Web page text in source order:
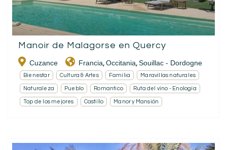
Manoir de Malagorse en Quercy
Cuzance Francia, Occitania, Souillac - Dordogne
Bienestar Cultura & Artes Familia Maravillas naturales
Naturaleza Pueblo Romantico Ruta del vino - Enología
Top de los mejores Castillo Manor y Mansión